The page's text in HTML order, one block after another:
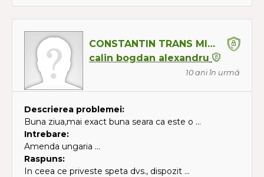
CONSTANTIN TRANS MIO SRL
calin bogdan alexandru
10 ani în urmă
Descrierea problemei:
Buna ziua,mai exact buna seara ca este o ...
Intrebare:
Amenda ungaria ...
Raspuns:
In ceea ce priveste speta dvs., dispozit ...